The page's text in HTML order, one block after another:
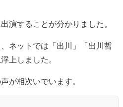
演することが分かりました。
ネットでは「出川」「出川哲
上しました。
が相次いでいます。